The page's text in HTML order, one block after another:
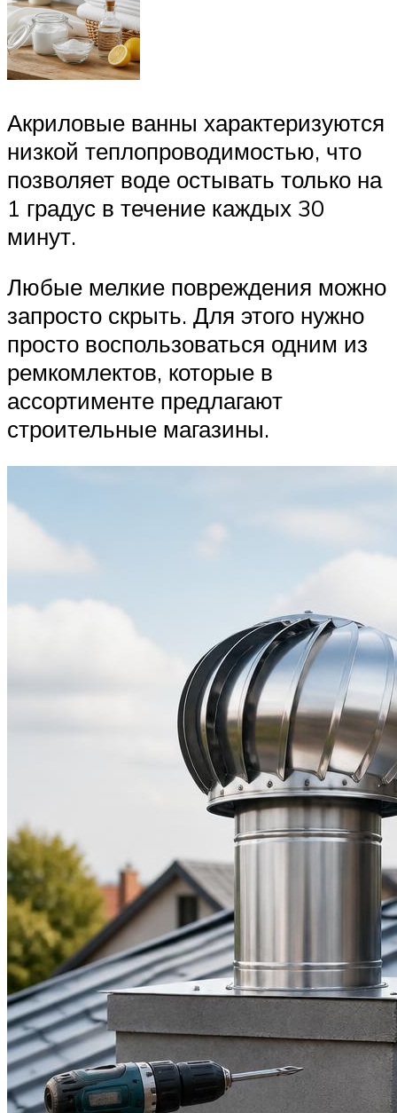
Акриловые ванны характеризуются
низкой теплопроводимостью, что
позволяет воде остывать только на
1 градус в течение каждых 30
минут.
Любые мелкие повреждения можно
запросто скрыть. Для этого нужно
просто воспользоваться одним из
ремкомлектов, которые в
ассортименте предлагают
строительные магазины.